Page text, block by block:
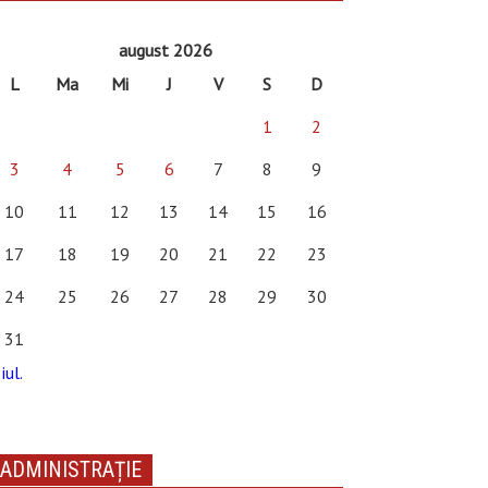
august 2026
L
Ma Mi J V S
D
1
2
3
4 5 6 7 8
9
10
11 12 13 14 15
16
17
18 19 20 21 22
23
24
25 26 27 28 29
30
31
ADMINISTRAȚIE